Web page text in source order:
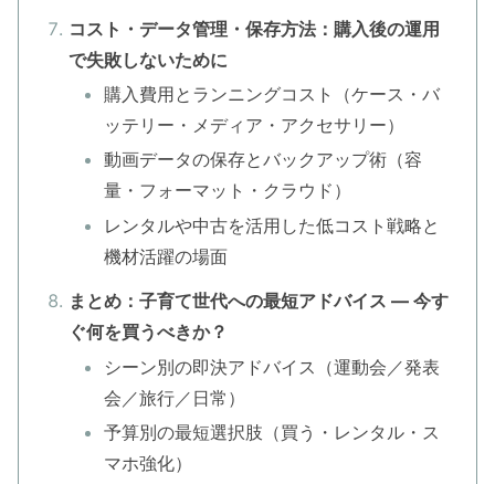
コスト・データ管理・保存方法：購入後の運用
で失敗しないために
購入費用とランニングコスト（ケース・バ
ッテリー・メディア・アクセサリー）
動画データの保存とバックアップ術（容
量・フォーマット・クラウド）
レンタルや中古を活用した低コスト戦略と
機材活躍の場面
まとめ：子育て世代への最短アドバイス — 今す
ぐ何を買うべきか？
シーン別の即決アドバイス（運動会／発表
会／旅行／日常）
予算別の最短選択肢（買う・レンタル・ス
マホ強化）